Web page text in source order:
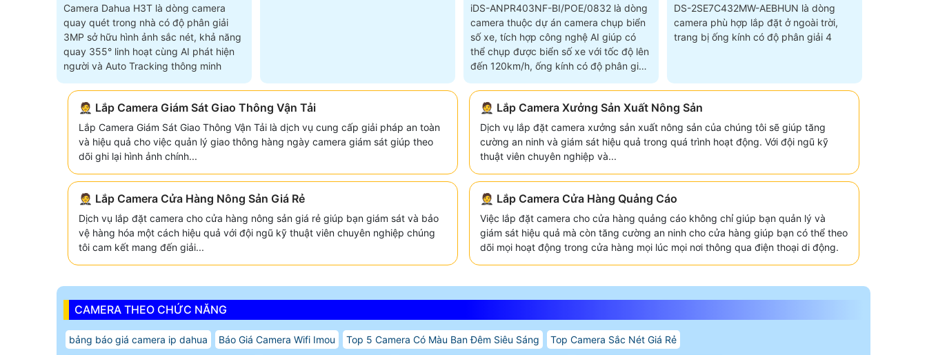
Camera Dahua H3T là dòng camera
quay quét trong nhà có độ phân giải
3MP sở hữu hình ảnh sắc nét, khả năng
quay 355° linh hoạt cùng AI phát hiện
người và Auto Tracking thông minh
iDS-ANPR403NF-BI/POE/0832 là dòng
camera thuộc dự án camera chụp biển
số xe, tích hợp công nghệ AI giúp có
thể chụp được biển số xe với tốc độ lên
đến 120km/h, ống kính có độ phân giải
DS-2SE7C432MW-AEBHUN là dòng
camera phù hợp lắp đặt ở ngoài trời,
trang bị ống kính có độ phân giải 4
🤵 Lắp Camera Giám Sát Giao Thông Vận Tải
Lắp Camera Giám Sát Giao Thông Vận Tải là dịch vụ cung cấp giải pháp an toàn
và hiệu quả cho việc quản lý giao thông hàng ngày camera giám sát giúp theo
dõi ghi lại hình ảnh chính...
🤵 Lắp Camera Xưởng Sản Xuất Nông Sản
Dịch vụ lắp đặt camera xưởng sản xuất nông sản của chúng tôi sẽ giúp tăng
cường an ninh và giám sát hiệu quả trong quá trình hoạt động. Với đội ngũ kỹ
thuật viên chuyên nghiệp và...
🤵 Lắp Camera Cửa Hàng Nông Sản Giá Rẻ
Dịch vụ lắp đặt camera cho cửa hàng nông sản giá rẻ giúp bạn giám sát và bảo
vệ hàng hóa một cách hiệu quả với đội ngũ kỹ thuật viên chuyên nghiệp chúng
tôi cam kết mang đến giải...
🤵 Lắp Camera Cửa Hàng Quảng Cáo
Việc lắp đặt camera cho cửa hàng quảng cáo không chỉ giúp bạn quản lý và
giám sát hiệu quả mà còn tăng cường an ninh cho cửa hàng giúp bạn có thể theo
dõi mọi hoạt động trong cửa hàng mọi lúc mọi nơi thông qua điện thoại di động.
CAMERA THEO CHỨC NĂNG
bảng báo giá camera ip dahua Báo Giá Camera Wifi Imou Top 5 Camera Có Màu Ban Đêm Siêu Sáng Top Camera Sắc Nét Giá Rẻ